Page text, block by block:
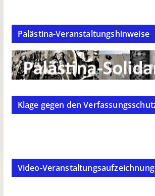
Palästina-Veranstaltungshinweise
Klage gegen den
Video-